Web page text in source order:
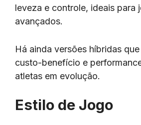
leveza e controle, ideais para
avançados.
Há ainda versões híbridas
custo-benefício e
atletas em evolução.
Estilo de Jogo